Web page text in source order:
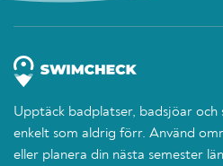
Upptäck badplatser, badsjöar och
enkelt som aldrig förr. Använd
eller planera din nästa semester